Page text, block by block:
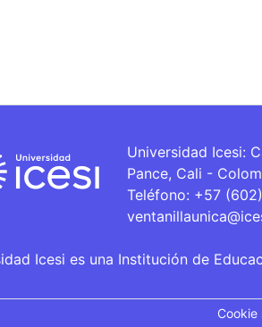
Universidad Icesi:
Pance, Cali -
Teléfono: +57
Icesi es una Institución de